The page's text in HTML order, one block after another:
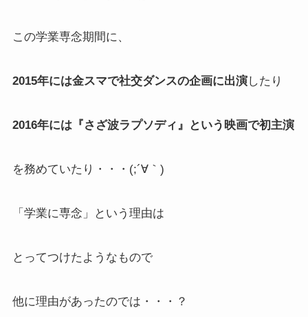
この学業専念期間に、
2015年には金スマで社交ダンスの企画に出演したり
2016年には『さざ波ラプソディ』という映画で初主演
を務めていたり・・・(;´∀｀)
「学業に専念」という理由は
とってつけたようなもので
他に理由があったのでは・・・？